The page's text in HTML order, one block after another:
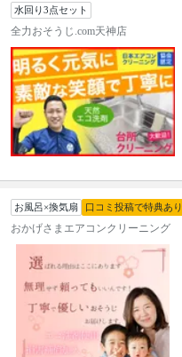
水回り3点セット
全力おそうじ.com天神店
お風呂×換気扇 口コミ投稿で特典あり
おかげさまエアコンクリーニング